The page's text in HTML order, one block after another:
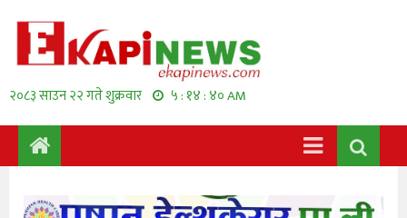
२०८३ साउन २२ गते शुक्रवार ५ : १४ : ४१ AM